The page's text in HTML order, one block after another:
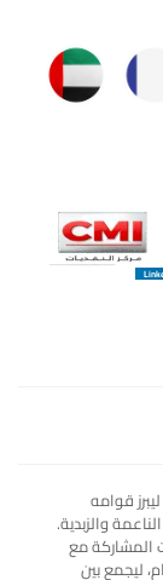
قوامه
والزبدية.
المشاركة مع
يأتي في عبوة عملية بوزن 200 غرام، ليجمع بين